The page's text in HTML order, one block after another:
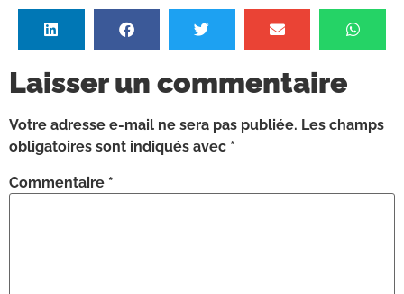
Laisser un commentaire
Votre adresse e-mail ne sera pas publiée. Les champs
obligatoires sont indiqués avec *
Commentaire *